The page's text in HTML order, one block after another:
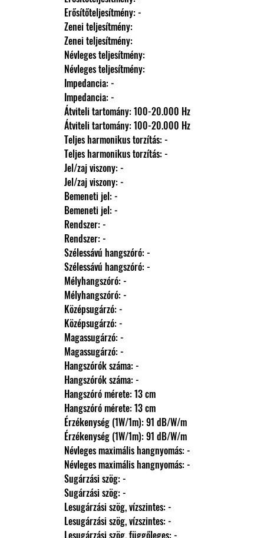
                Erősítőteljesítmény: -
                Zenei teljesítmény:
                Zenei teljesítmény:
                Névleges teljesítmény:
                Névleges teljesítmény:
                Impedancia: -
                Impedancia: -
                Átviteli tartomány: 100-20.000 Hz
                Átviteli tartomány: 100-20.000 Hz
                Teljes harmonikus torzítás: -
                Teljes harmonikus torzítás: -
                Jel/zaj viszony: -
                Jel/zaj viszony: -
                Bemeneti jel: -
                Bemeneti jel: -
                Rendszer: -
                Rendszer: -
                Szélessávú hangszóró: -
                Szélessávú hangszóró: -
                Mélyhangszóró: -
                Mélyhangszóró: -
                Középsugárzó: -
                Középsugárzó: -
                Magassugárzó: -
                Magassugárzó: -
                Hangszórók száma: -
                Hangszórók száma: -
                Hangszóró mérete: 13 cm
                Hangszóró mérete: 13 cm
                Érzékenység (1W/1m): 91 dB/W/m
                Érzékenység (1W/1m): 91 dB/W/m
                Névleges maximális hangnyomás: -
                Névleges maximális hangnyomás: -
                Sugárzási szög: -
                Sugárzási szög: -
                Lesugárzási szög, vízszintes: -
                Lesugárzási szög, vízszintes: -
                Lesugárzási szög, függőleges: -